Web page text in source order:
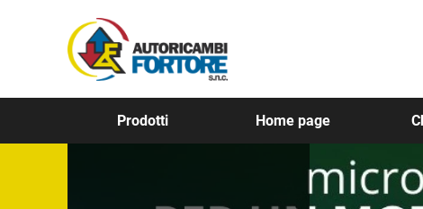
Prodotti Home page